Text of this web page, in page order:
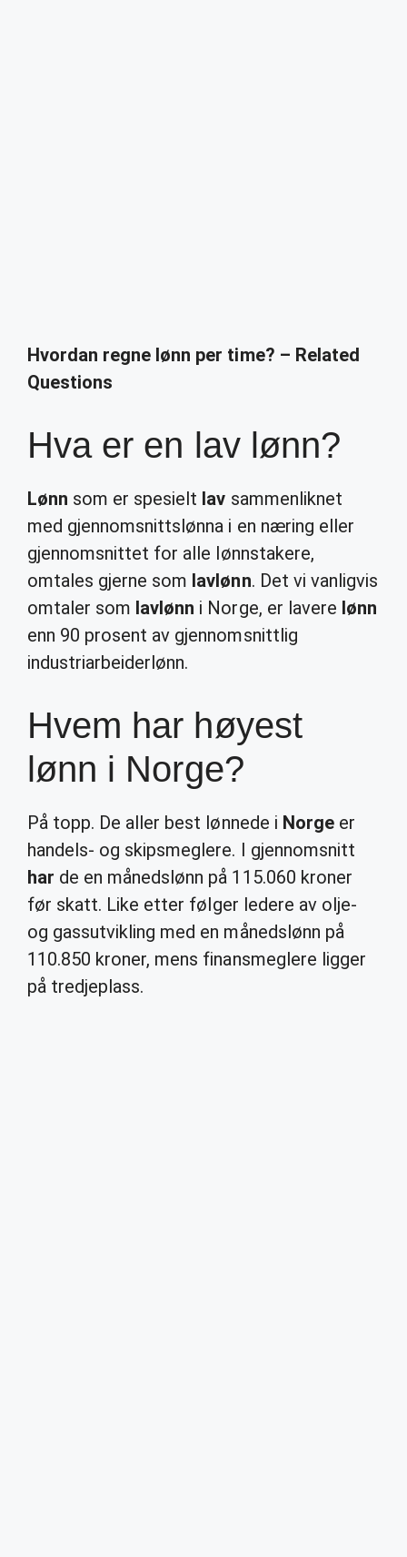
Hvordan regne lønn per time? – Related
Questions
Hva er en lav lønn?
Lønn som er spesielt lav sammenliknet
med gjennomsnittslønna i en næring eller
gjennomsnittet for alle lønnstakere,
omtales gjerne som lavlønn. Det vi vanligvis
omtaler som lavlønn i Norge, er lavere lønn
enn 90 prosent av gjennomsnittlig
industriarbeiderlønn.
Hvem har høyest
lønn i Norge?
På topp. De aller best lønnede i Norgeer
handels- og skipsmeglere. I gjennomsnitt
har de en månedslønn på 115.060 kroner
før skatt. Like etter følger ledere av olje-
og gassutvikling med en månedslønn på
110.850 kroner, mens finansmeglere ligger
på tredjeplass.